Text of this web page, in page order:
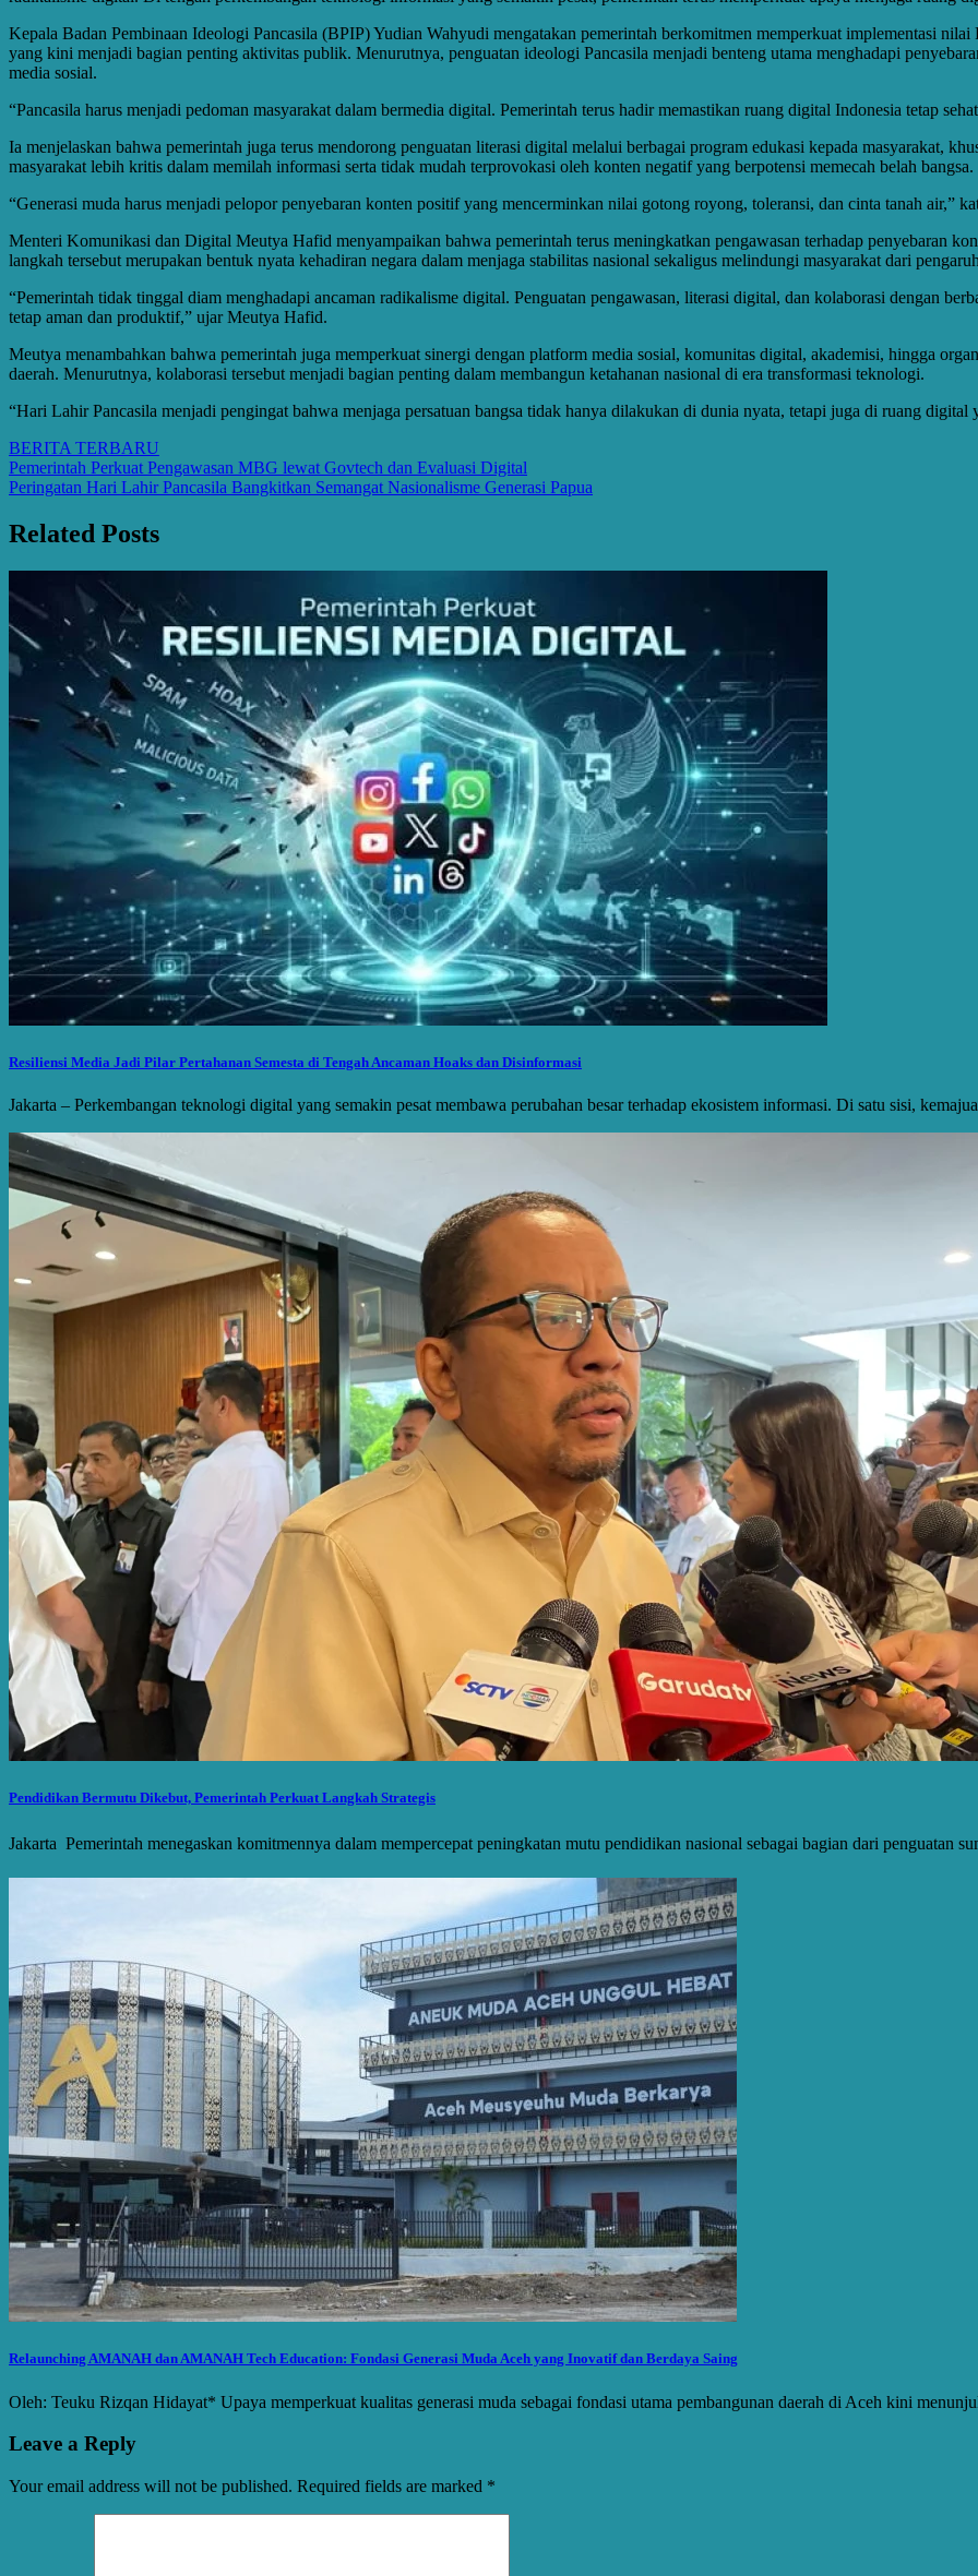
Kepala Badan Pembinaan Ideologi Pancasila (BPIP) Yudian Wahyudi mengatakan pemerintah berkomitmen memperkuat implementasi
yang kini menjadi bagian penting aktivitas publik. Menurutnya, penguatan ideologi Pancasila menjadi benteng utama menghadapi
media sosial.
“Pancasila harus menjadi pedoman masyarakat dalam bermedia digital. Pemerintah terus hadir memastikan ruang digital Indonesia tetap
Ia menjelaskan bahwa pemerintah juga terus mendorong penguatan literasi digital melalui berbagai program edukasi kepada masyarakat,
masyarakat lebih kritis dalam memilah informasi serta tidak mudah terprovokasi oleh konten negatif yang berpotensi memecah belah bangsa.
“Generasi muda harus menjadi pelopor penyebaran konten positif yang mencerminkan nilai gotong royong, toleransi, dan cinta tanah air,”
Menteri Komunikasi dan Digital Meutya Hafid menyampaikan bahwa pemerintah terus meningkatkan pengawasan terhadap penyebaran
langkah tersebut merupakan bentuk nyata kehadiran negara dalam menjaga stabilitas nasional sekaligus melindungi masyarakat dari
“Pemerintah tidak tinggal diam menghadapi ancaman radikalisme digital. Penguatan pengawasan, literasi digital, dan kolaborasi dengan
tetap aman dan produktif,” ujar Meutya Hafid.
Meutya menambahkan bahwa pemerintah juga memperkuat sinergi dengan platform media sosial, komunitas digital, akademisi, hingga
daerah. Menurutnya, kolaborasi tersebut menjadi bagian penting dalam membangun ketahanan nasional di era transformasi teknologi.
“Hari Lahir Pancasila menjadi pengingat bahwa menjaga persatuan bangsa tidak hanya dilakukan di dunia nyata, tetapi juga di ruang
BERITA TERBARU
Post
navigation
Pemerintah Perkuat Pengawasan MBG lewat Govtech dan Evaluasi Digital
Peringatan Hari Lahir Pancasila Bangkitkan Semangat Nasionalisme Generasi Papua
Related Posts
Resiliensi Media Jadi Pilar Pertahanan Semesta di Tengah Ancaman Hoaks dan Disinformasi
Jakarta – Perkembangan teknologi digital yang semakin pesat membawa perubahan besar terhadap ekosistem informasi. Di satu sisi,
Pendidikan Bermutu Dikebut, Pemerintah Perkuat Langkah Strategis
Jakarta  Pemerintah menegaskan komitmennya dalam mempercepat peningkatan mutu pendidikan nasional sebagai bagian dari penguatan
Relaunching AMANAH dan AMANAH Tech Education: Fondasi Generasi Muda Aceh yang Inovatif dan Berdaya Saing
Oleh: Teuku Rizqan Hidayat* Upaya memperkuat kualitas generasi muda sebagai fondasi utama pembangunan daerah di Aceh kini
Leave a Reply
Your email address will not be published. Required fields are marked *